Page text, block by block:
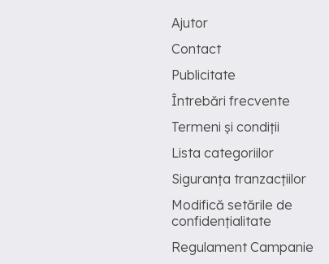
Ajutor
Contact
Publicitate
Întrebări frecvente
Termeni și condiții
Lista categoriilor
Siguranța tranzacțiilor
Modifică setările de
confidențialitate
Regulament Campanie